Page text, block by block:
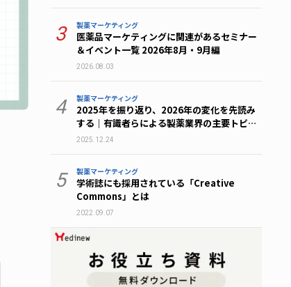
3 製薬マーケティング
医薬品マーケティングに関連があるセミナー
＆イベント一覧 2026年8月・9月編
2026.08.03
4 製薬マーケティング
2025年を振り返り、2026年の変化を先読み
する｜有識者らによる製薬業界の主要トピッ
ク総まとめ
2025.12.24
5 製薬マーケティング
学術誌にも採用されている「Creative
Commons」とは
2022.09.07